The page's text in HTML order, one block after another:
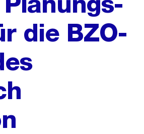
die BZO-